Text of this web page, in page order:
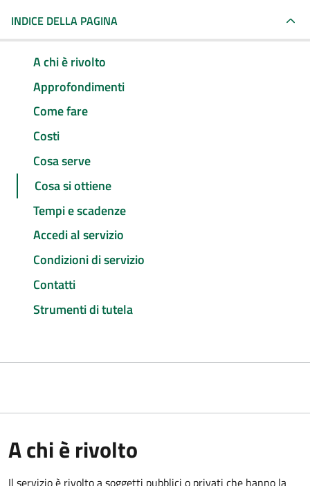
INDICE DELLA PAGINA
A chi è rivolto
Approfondimenti
Come fare
Costi
Cosa serve
Cosa si ottiene
Tempi e scadenze
Accedi al servizio
Condizioni di servizio
Contatti
Strumenti di tutela
A chi è rivolto
Il servizio è rivolto a soggetti pubblici o privati che hanno la